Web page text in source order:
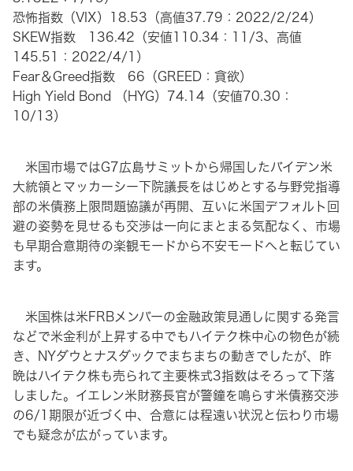
恐怖指数（VIX）18.53（高値37.79：2022/2/24）
SKEW指数 136.42（安値110.34：11/3、高値
145.51：2022/4/1）
Fear＆Greed指数 66（GREED：貪欲）
High Yield Bond （HYG）74.14（安値70.30：
10/13）
米国市場ではG7広島サミットから帰国したバイデン米
大統領とマッカーシー下院議長をはじめとする与野党指導
部の米債務上限問題協議が再開、互いに米国デフォルト回
避の姿勢を見せるも交渉は一向にまとまる気配なく、市場
も早期合意期待の楽観モードから不安モードへと転じてい
ます。
米国株は米FRBメンバーの金融政策見通しに関する発言
などで米金利が上昇する中でもハイテク株中心の物色が続
き、NYダウとナスダックでまちまちの動きでしたが、昨
晩はハイテク株も売られて主要株式3指数はそろって下落
しました。イエレン米財務長官が警鐘を鳴らす米債務交渉
の6/1期限が近づく中、合意には程遠い状況と伝わり市場
でも疑念が広がっています。